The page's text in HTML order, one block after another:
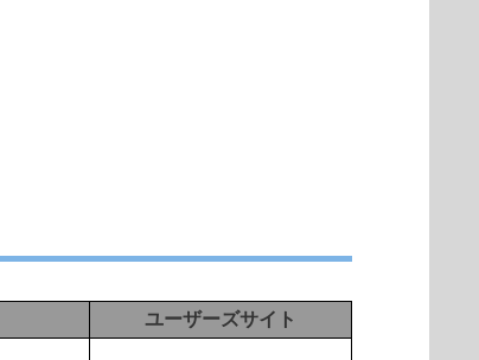
ユーザーズサイト